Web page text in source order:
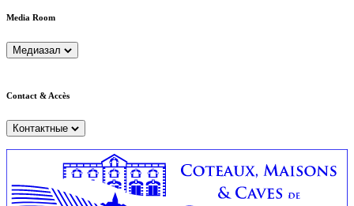
Media Room
Медиазал
Contact & Accès
Контактные